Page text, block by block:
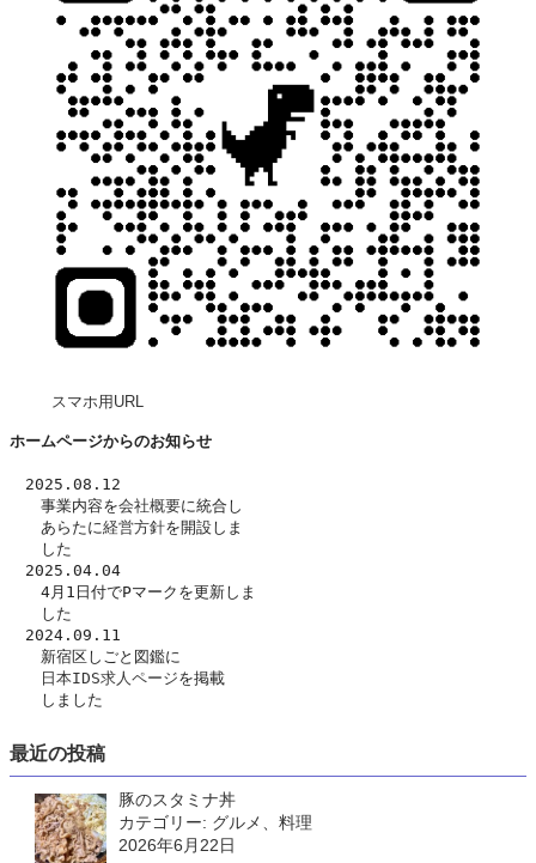
スマホ用URL
ホームページからのお知らせ
2025.08.12
事業内容を会社概要に統合し
あらたに経営方針を開設しま
した
2025.04.04
4月1日付でPマークを更新しま
した
2024.09.11
新宿区しごと図鑑に
日本IDS求人ページを掲載
しました
最近の投稿
豚のスタミナ丼
カテゴリー: グルメ、料理
2026年6月22日